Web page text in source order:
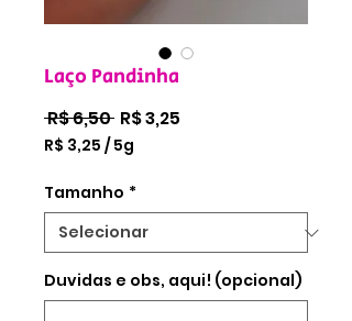
Laço Pandinha
R$ 6,50 Preço
normal
R$ 3,25
R$ 3,25 /5g
por
5
gramas
Tamanho *
Duvidas e obs, aqui! (opcional)